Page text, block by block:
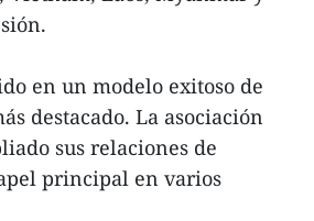
en un modelo exitoso de
destacado. La asociación
sus relaciones de
principal en varios